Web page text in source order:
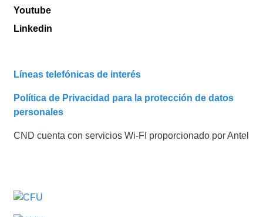
Youtube
Linkedin
Líneas telefónicas de interés
Política de Privacidad para la protección de datos
personales
CND cuenta con servicios Wi-FI proporcionado por Antel